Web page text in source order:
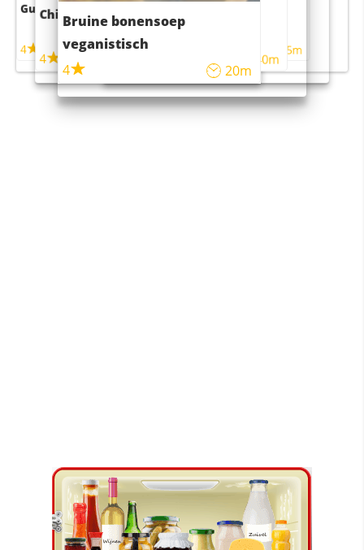
Guacamole
4
Chili con carne
4
Bruine bonensoep
veganistisch
4
20m
Sushi rijstsalade
maaltijdsalade
40m
4 55m